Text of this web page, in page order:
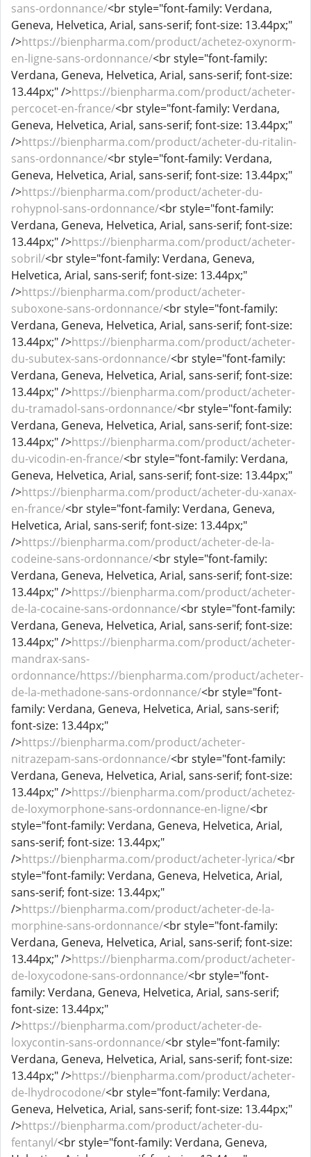
sans-ordonnance/<br style="font-family: Verdana,
Geneva, Helvetica, Arial, sans-serif; font-size: 13.44px;"
/>https://bienpharma.com/product/achetez-oxynorm-
en-ligne-sans-ordonnance/<br style="font-family:
Verdana, Geneva, Helvetica, Arial, sans-serif; font-size:
13.44px;" />https://bienpharma.com/product/acheter-
percocet-en-france/<br style="font-family: Verdana,
Geneva, Helvetica, Arial, sans-serif; font-size: 13.44px;"
/>https://bienpharma.com/product/acheter-du-ritalin-
sans-ordonnance/<br style="font-family: Verdana,
Geneva, Helvetica, Arial, sans-serif; font-size: 13.44px;"
/>https://bienpharma.com/product/acheter-du-
rohypnol-sans-ordonnance/<br style="font-family:
Verdana, Geneva, Helvetica, Arial, sans-serif; font-size:
13.44px;" />https://bienpharma.com/product/acheter-
sobril/<br style="font-family: Verdana, Geneva,
Helvetica, Arial, sans-serif; font-size: 13.44px;"
/>https://bienpharma.com/product/acheter-
suboxone-sans-ordonnance/<br style="font-family:
Verdana, Geneva, Helvetica, Arial, sans-serif; font-size:
13.44px;" />https://bienpharma.com/product/acheter-
du-subutex-sans-ordonnance/<br style="font-family:
Verdana, Geneva, Helvetica, Arial, sans-serif; font-size:
13.44px;" />https://bienpharma.com/product/acheter-
du-tramadol-sans-ordonnance/<br style="font-family:
Verdana, Geneva, Helvetica, Arial, sans-serif; font-size:
13.44px;" />https://bienpharma.com/product/acheter-
du-vicodin-en-france/<br style="font-family: Verdana,
Geneva, Helvetica, Arial, sans-serif; font-size: 13.44px;"
/>https://bienpharma.com/product/acheter-du-xanax-
en-france/<br style="font-family: Verdana, Geneva,
Helvetica, Arial, sans-serif; font-size: 13.44px;"
/>https://bienpharma.com/product/acheter-de-la-
codeine-sans-ordonnance/<br style="font-family:
Verdana, Geneva, Helvetica, Arial, sans-serif; font-size:
13.44px;" />https://bienpharma.com/product/acheter-
de-la-cocaine-sans-ordonnance/<br style="font-family:
Verdana, Geneva, Helvetica, Arial, sans-serif; font-size:
13.44px;" />https://bienpharma.com/product/acheter-
mandrax-sans-
ordonnance/https://bienpharma.com/product/acheter-
de-la-methadone-sans-ordonnance/<br style="font-
family: Verdana, Geneva, Helvetica, Arial, sans-serif;
font-size: 13.44px;"
/>https://bienpharma.com/product/acheter-
nitrazepam-sans-ordonnance/<br style="font-family:
Verdana, Geneva, Helvetica, Arial, sans-serif; font-size:
13.44px;" />https://bienpharma.com/product/achetez-
de-loxymorphone-sans-ordonnance-en-ligne/<br
style="font-family: Verdana, Geneva, Helvetica, Arial,
sans-serif; font-size: 13.44px;"
/>https://bienpharma.com/product/acheter-lyrica/<br
style="font-family: Verdana, Geneva, Helvetica, Arial,
sans-serif; font-size: 13.44px;"
/>https://bienpharma.com/product/acheter-de-la-
morphine-sans-ordonnance/<br style="font-family:
Verdana, Geneva, Helvetica, Arial, sans-serif; font-size:
13.44px;" />https://bienpharma.com/product/acheter-
de-loxycodone-sans-ordonnance/<br style="font-
family: Verdana, Geneva, Helvetica, Arial, sans-serif;
font-size: 13.44px;"
/>https://bienpharma.com/product/acheter-de-
loxycontin-sans-ordonnance/<br style="font-family:
Verdana, Geneva, Helvetica, Arial, sans-serif; font-size:
13.44px;" />https://bienpharma.com/product/acheter-
de-lhydrocodone/<br style="font-family: Verdana,
Geneva, Helvetica, Arial, sans-serif; font-size: 13.44px;"
/>https://bienpharma.com/product/acheter-du-
fentanyl/<br style="font-family: Verdana, Geneva,